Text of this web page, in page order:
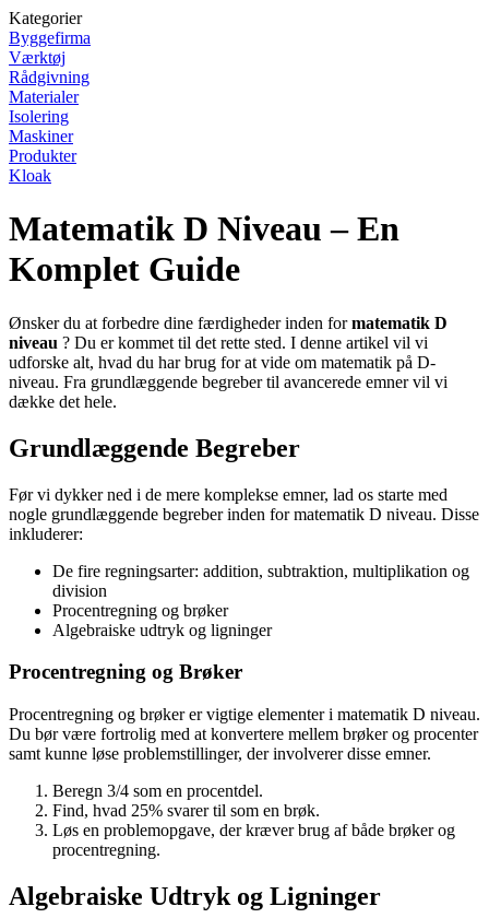
Kategorier
Byggefirma
Værktøj
Rådgivning
Materialer
Isolering
Maskiner
Produkter
Kloak
Matematik D Niveau – En
Komplet Guide
Ønsker du at forbedre dine færdigheder inden formatematik D
niveau ? Du er kommet til det rette sted. I denne artikel vil vi
udforske alt, hvad du har brug for at vide om matematik på D-
niveau. Fra grundlæggende begreber til avancerede emner vil vi
dække det hele.
Grundlæggende Begreber
Før vi dykker ned i de mere komplekse emner, lad os starte med
nogle grundlæggende begreber inden for matematik D niveau. Disse
inkluderer:
De fire regningsarter: addition, subtraktion, multiplikation og
division
Procentregning og brøker
Algebraiske udtryk og ligninger
Procentregning og Brøker
Procentregning og brøker er vigtige elementer i matematik D niveau.
Du bør være fortrolig med at konvertere mellem brøker og procenter
samt kunne løse problemstillinger, der involverer disse emner.
Beregn 3/4 som en procentdel.
Find, hvad 25% svarer til som en brøk.
Løs en problemopgave, der kræver brug af både brøker og
procentregning.
Algebraiske Udtryk og Ligninger